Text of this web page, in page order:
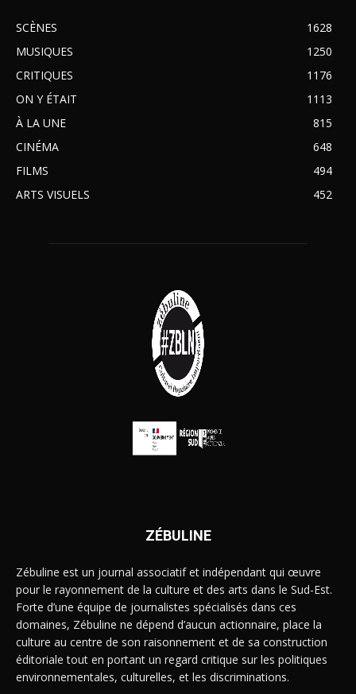
SCÈNES
1628
MUSIQUES
1250
CRITIQUES
1176
ON Y ÉTAIT
1113
À LA UNE
815
CINÉMA
648
FILMS
494
ARTS VISUELS
452
ZÉBULINE
Zébuline est un journal associatif et indépendant qui œuvre
pour le rayonnement de la culture et des arts dans le Sud-Est.
Forte d’une équipe de journalistes spécialisés dans ces
domaines, Zébuline ne dépend d’aucun actionnaire, place la
culture au centre de son raisonnement et de sa construction
éditoriale tout en portant un regard critique sur les politiques
environnementales, culturelles, et les discriminations.